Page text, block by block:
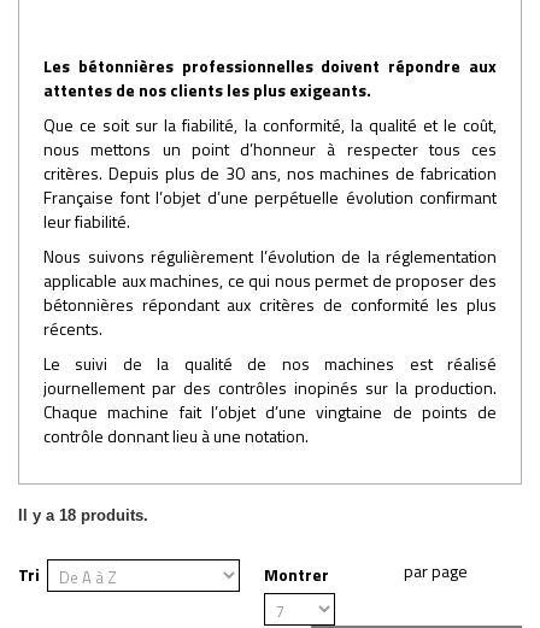
Les bétonnières professionnelles doivent répondre aux
attentes de nos clients les plus exigeants.
Que ce soit sur la fiabilité, la conformité, la qualité et le coût,
nous mettons un point d’honneur à respecter tous ces
critères. Depuis plus de 30 ans, nos machines de fabrication
Française font l’objet d’une perpétuelle évolution confirmant
leur fiabilité.
Nous suivons régulièrement l’évolution de la réglementation
applicable aux machines, ce qui nous permet de proposer des
bétonnières répondant aux critères de conformité les plus
récents.
Le suivi de la qualité de nos machines est réalisé
journellement par des contrôles inopinés sur la production.
Chaque machine fait l’objet d’une vingtaine de points de
contrôle donnant lieu à une notation.
Il y a 18 produits.
Tri Montrer